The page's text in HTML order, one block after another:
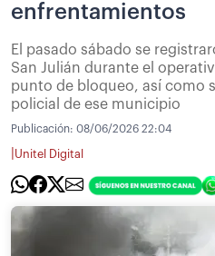
enfrentamientos
El pasado sábado se
San Julián durante el
punto de bloqueo, así como
policial de ese municipio
Publicación: 08/06/2026 22:04
Unitel Digital